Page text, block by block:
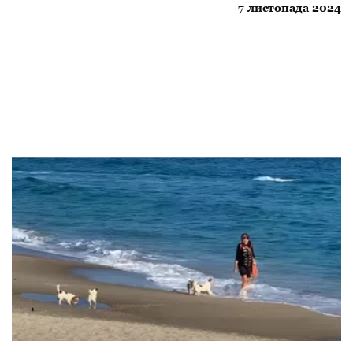
7 листопада 2024